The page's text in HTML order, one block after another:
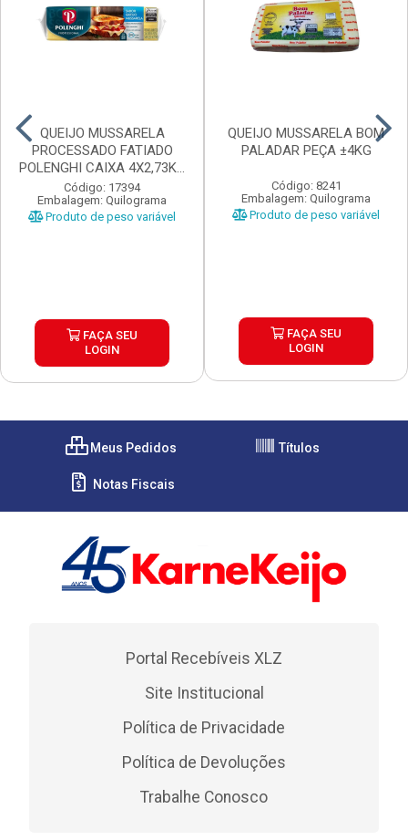
QUEIJO MUSSARELA
PROCESSADO FATIADO
POLENGHI CAIXA 4X2,73KG
...
Código: 17394
Embalagem: Quilograma
Produto de peso variável
FAÇA SEU
LOGIN
QUEIJO MUSSARELA BOM
PALADAR PEÇA ±4KG
Código: 8241
Embalagem: Quilograma
Produto de peso variável
FAÇA SEU
LOGIN
Meus Pedidos Títulos
Notas Fiscais
Portal Recebíveis XLZ
Site Institucional
Política de Privacidade
Política de Devoluções
Trabalhe Conosco